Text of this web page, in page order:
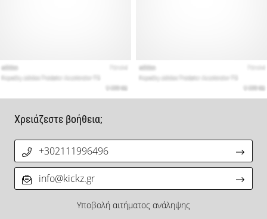
Χρειάζεστε βοήθεια;
+302111996496
info@kickz.gr
Υποβολή αιτήματος ανάληψης